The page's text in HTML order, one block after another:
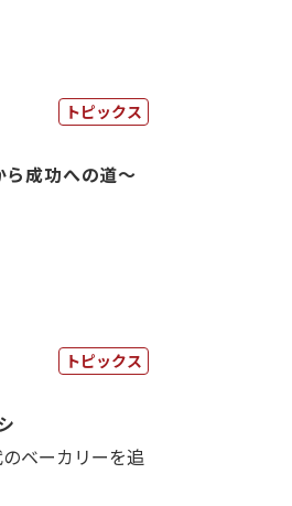
トピックス
ら成功への道～
トピックス
ベーカリーを追